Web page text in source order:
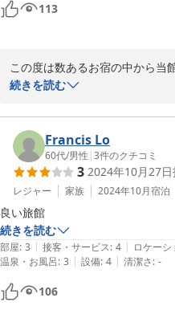
113
この度は数あるお宿の中から当
いました。
今後このような事が起こらない
お食事をご満足いただけて幸いで
またのご来館を心よりお待ち申
2024-09-06
続きを読む
Francis Lo
60代/男性 |3件のクチコミ
3 2024年10月27日
レジャー 家族 2024年10月宿泊
良い旅館
続きを読む
部屋: 3 | 接客・サービス: 4 | ロケーシ
温泉・お風呂: 3 | 設備: 4 | 清潔さ: -
106